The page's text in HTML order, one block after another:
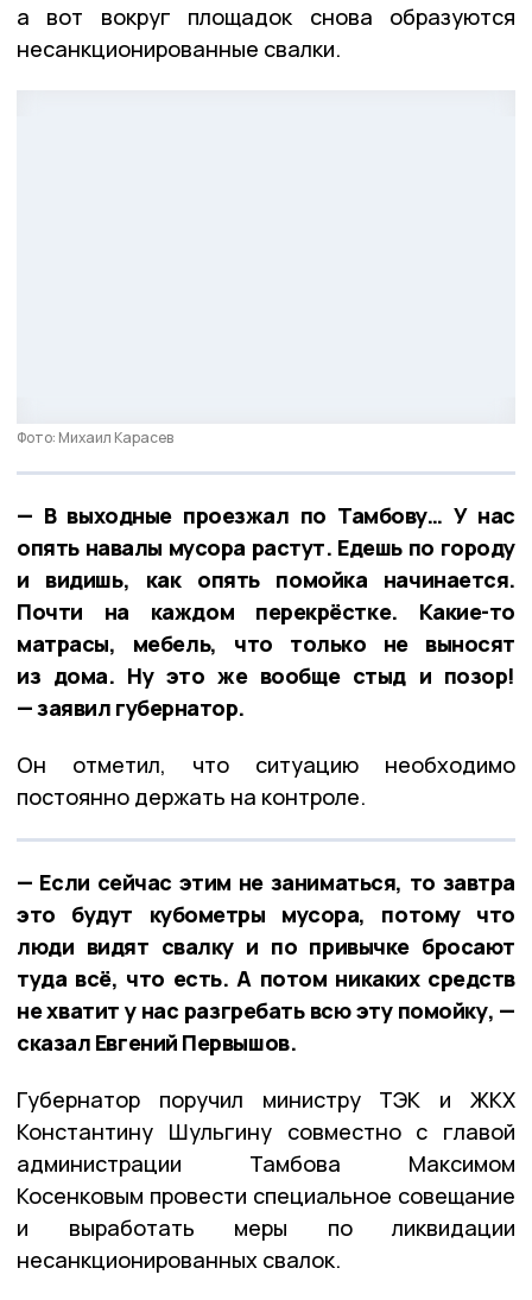
а вот вокруг площадок снова образуются
несанкционированные свалки.
Фото: Михаил Карасев
— В выходные проезжал по Тамбову… У нас
опять навалы мусора растут. Едешь по городу
и видишь, как опять помойка начинается.
Почти на каждом перекрёстке. Какие-то
матрасы, мебель, что только не выносят
из дома. Ну это же вообще стыд и позор!
— заявил губернатор.
Он отметил, что ситуацию необходимо
постоянно держать на контроле.
— Если сейчас этим не заниматься, то завтра
это будут кубометры мусора, потому что
люди видят свалку и по привычке бросают
туда всё, что есть. А потом никаких средств
не хватит у нас разгребать всю эту помойку, —
сказал Евгений Первышов.
Губернатор поручил министру ТЭК и ЖКХ
Константину Шульгину совместно с главой
администрации Тамбова Максимом
Косенковым провести специальное совещание
и выработать меры по ликвидации
несанкционированных свалок.